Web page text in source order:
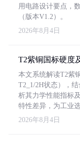
用电路设计要点，
（版本V1.2）。
2026年8月4日
T2紫铜国标硬度
本文系统解读T2紫
T2_1/2H状态），
析其力学性能指标
特性差异，为工业
2026年8月4日